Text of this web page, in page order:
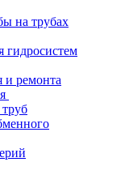
на трубах
гидросистем
и ремонта